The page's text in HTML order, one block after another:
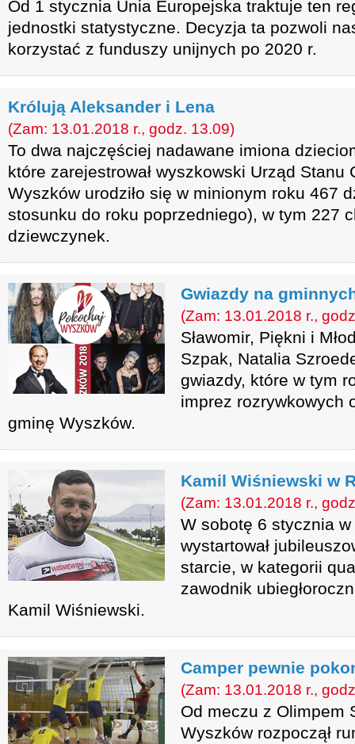
Od 1 stycznia Unia Europejska traktuje ten
jednostki statystyczne. Decyzja ta pozwoli
korzystać z funduszy unijnych po 2020 r.
Królują Aleksander i Lena
(Zam: 13.01.2018 r., godz. 13.09)
To dwa najczęściej nadawane imiona
które zarejestrował wyszkowski Urząd Stanu
Wyszków urodziło się w minionym roku 467
stosunku do roku poprzedniego), w tym 227
dziewczynek.
Gwiazdy na
(Zam: 13.01.2018 r.,
Sławomir, Piękni i
Szpak, Natalia
gwiazdy, które w tym
imprez rozrywkowych
gminę Wyszków.
Kamil Wiśniewski w
(Zam: 13.01.2018 r.,
W sobotę 6 stycznia
wystartował
starcie, w kategorii
zawodnik
Kamil Wiśniewski.
Camper pewnie
(Zam: 13.01.2018 r.,
Od meczu z Olimpem
Wyszków rozpoczął